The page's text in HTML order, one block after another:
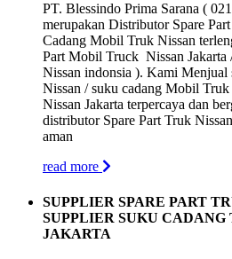
PT. Blessindo Prima Sarana (
merupakan Distributor Spare
Cadang Mobil Truk Nissan
Part Mobil Truck Nissan Jakarta
Nissan indonsia ). Kami
Nissan / suku cadang Mobil
Nissan Jakarta terpercaya dan
distributor Spare Part Truk
aman
read more
SUPPLIER SPARE PART
SUPPLIER SUKU CADANG
JAKARTA